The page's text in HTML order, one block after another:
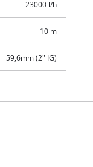
23000 l/h
10 m
59,6mm (2" IG)